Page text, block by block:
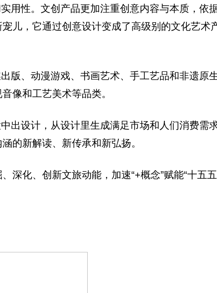
用性。文创产品更加注重创意内容与本质，依
儿，它通过创意设计变成了高级别的文化艺术
版、动漫游戏、书画艺术、手工艺品和非遗原
像和工艺美术等品类。
出设计，从设计里生成满足市场和人们消费需
的新解读、新传承和新弘扬。
深化、创新文旅动能，加速“+概念”赋能“十五